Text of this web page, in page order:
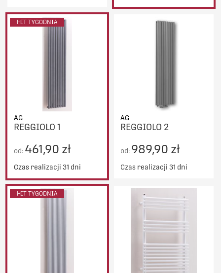
HIT TYGODNIA
AG
REGGIOLO 1
od: 461,90 zł
Czas realizacji 31 dni
AG
REGGIOLO 2
od: 989,90 zł
Czas realizacji 31 dni
HIT TYGODNIA